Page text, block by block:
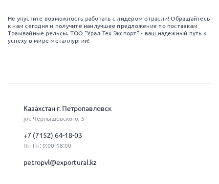
Не упустите возможность работать с лидером отрасли! Обращайтесь
к нам сегодня и получите наилучшее предложение по поставкам
Трамвайные рельсы. ТОО "Урал Тех Экспорт" - ваш надежный путь к
успеху в мире металлургии!
Казахстан г. Петропавловск
ул. Чернышевского, 5
+7 (7152) 64-18-03
Пн-Пт: 9:00-18:00
petropvl@exportural.kz